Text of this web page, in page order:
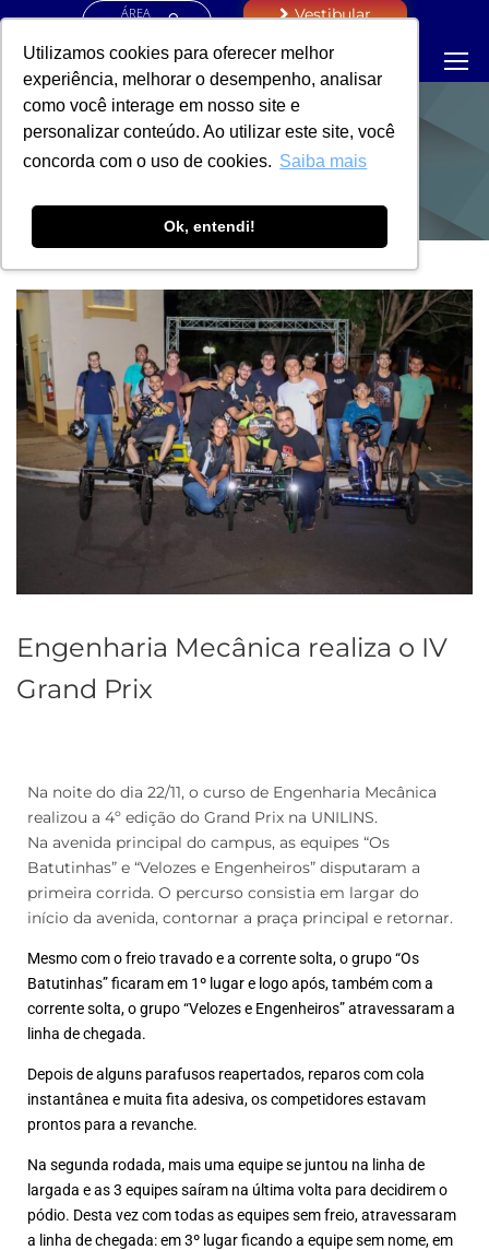
Utilizamos cookies para oferecer melhor
experiência, melhorar o desempenho, analisar
como você interage em nosso site e
personalizar conteúdo. Ao utilizar este site, você
concorda com o uso de cookies. Saiba mais
Ok, entendi!
ÁREA
Vestibular
NOTÍCIAS
Engenharia Mecânica realiza o IV
Grand Prix
Na noite do dia 22/11, o curso de Engenharia Mecânica
realizou a 4º edição do Grand Prix na UNILINS.
Na avenida principal do campus, as equipes “Os
Batutinhas” e “Velozes e Engenheiros” disputaram a
primeira corrida. O percurso consistia em largar do
início da avenida, contornar a praça principal e retornar.
Mesmo com o freio travado e a corrente solta, o grupo “Os
Batutinhas” ficaram em 1º lugar e logo após, também com a
corrente solta, o grupo “Velozes e Engenheiros” atravessaram a
linha de chegada.
Depois de alguns parafusos reapertados, reparos com cola
instantânea e muita fita adesiva, os competidores estavam
prontos para a revanche.
Na segunda rodada, mais uma equipe se juntou na linha de
largada e as 3 equipes saíram na última volta para decidirem o
pódio. Desta vez com todas as equipes sem freio, atravessaram
a linha de chegada: em 3º lugar ficando a equipe sem nome, em